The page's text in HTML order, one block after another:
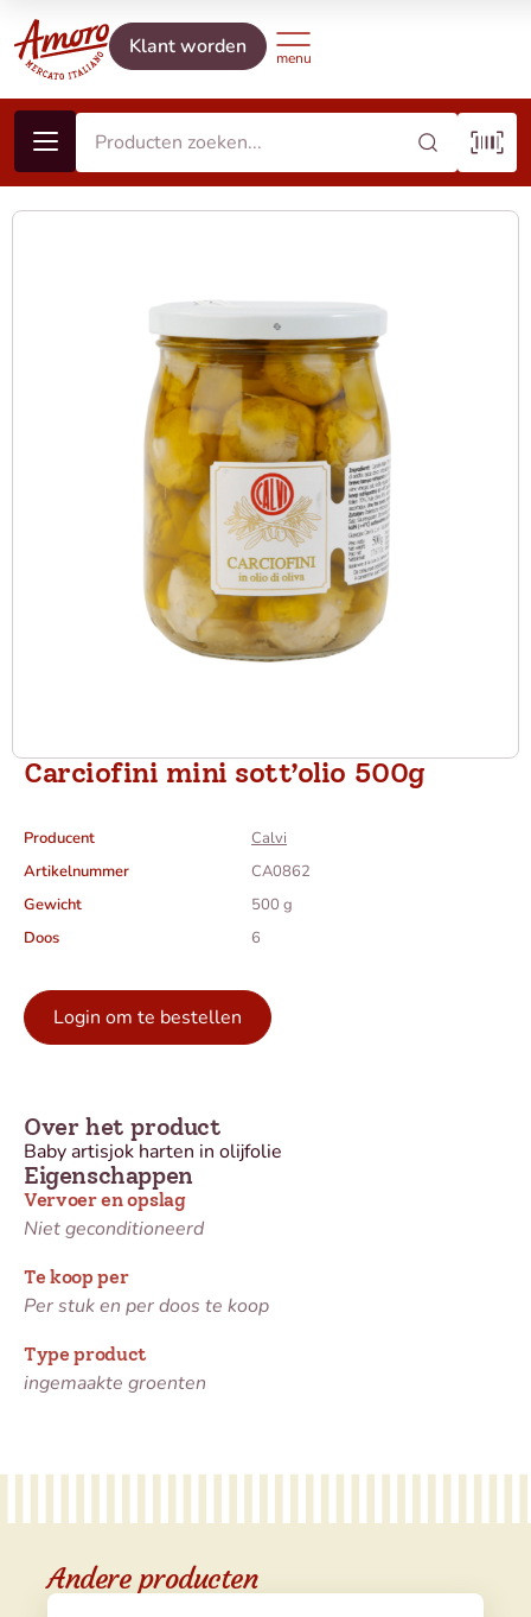
Klant worden
Carciofini mini sott’olio 500g
Producent
Calvi
Artikelnummer
CA0862
Gewicht
500 g
Doos
6
Login om te bestellen
Eigenschappen
Vervoer en opslag
Niet geconditioneerd
Te koop per
Per stuk en per doos te koop
Type product
ingemaakte groenten
Over het product
Baby artisjok harten in olijfolie
Andere producten